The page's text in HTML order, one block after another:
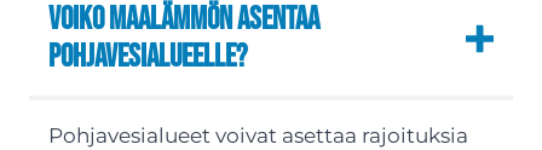
Voiko maalämmön asentaa
pohjavesialueelle?
Pohjavesialueet voivat asettaa rajoituksia